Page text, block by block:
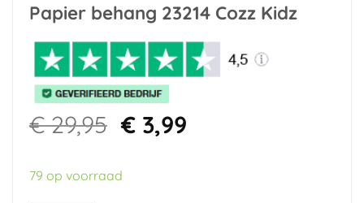
Papier behang 23214 Cozz Kidz
€29,95 Oorspronkelijke
prijs
was:
€3,99Huidige
79 op voorraad